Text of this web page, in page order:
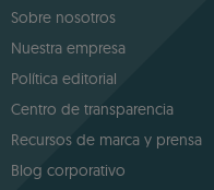
Sobre nosotros
Nuestra empresa
Política editorial
Centro de transparencia
Recursos de marca y prensa
Blog corporativo